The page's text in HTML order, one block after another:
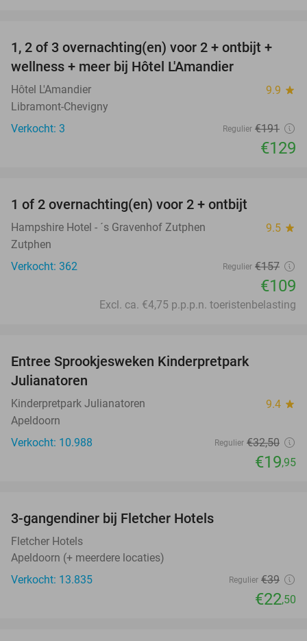
32%
TODAY
1, 2 of 3 overnachting(en) voor 2 + ontbijt +
wellness + meer bij Hôtel L'Amandier
Hôtel L'Amandier 9.9 star
Libramont-Chevigny
Verkocht: 3
Regulier €191
€129
1 of 2 overnachting(en) voor 2 + ontbijt
Hampshire Hotel - ´s Gravenhof Zutphen 9.5 star
Zutphen
Verkocht: 362
Regulier €157
€109
Excl. ca. €4,75 p.p.p.n. toeristenbelasting
Entree Sprookjesweken Kinderpretpark
Julianatoren
Kinderpretpark Julianatoren 9.4 star
Apeldoorn
Verkocht: 10.988
Regulier €32,50
€19,95
3-gangendiner bij Fletcher Hotels
Fletcher Hotels
Apeldoorn (+ meerdere locaties)
Verkocht: 13.835
Regulier €39
€22,50